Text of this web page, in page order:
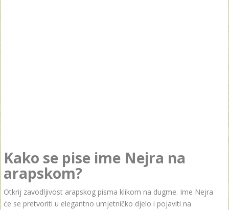
Kako se pise ime Nejra na
arapskom?
Otkrij zavodljivost arapskog pisma klikom na dugme. Ime Nejra
će se pretvoriti u elegantno umjetničko djelo i pojaviti na